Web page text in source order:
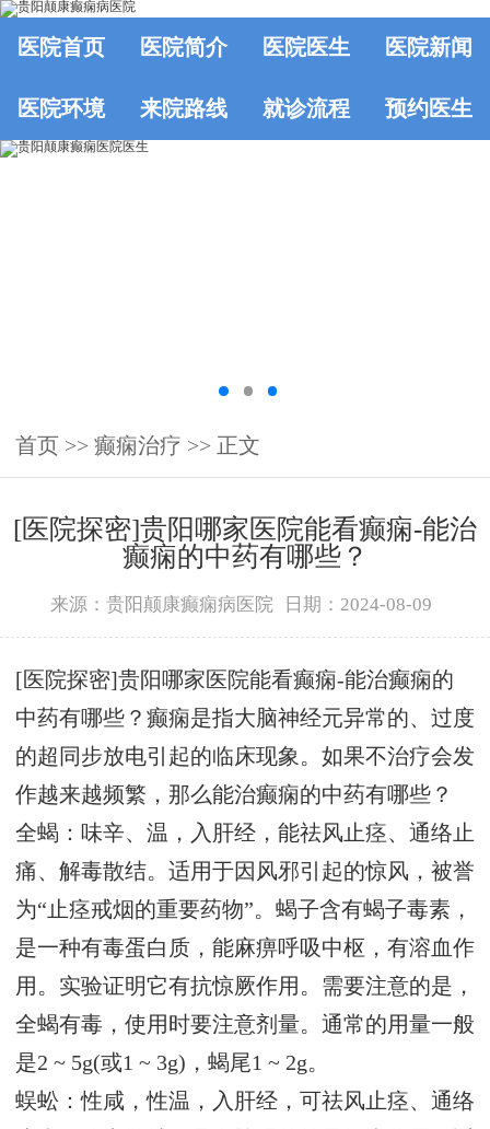
医院首页 医院简介 医院医生 医院新闻
医院环境 来院路线 就诊流程 预约医生
首页 >> 癫痫治疗 >> 正文
[医院探密]贵阳哪家医院能看癫痫-能治
癫痫的中药有哪些？
来源：贵阳颠康癫痫病医院 日期：2024-08-09
[医院探密]贵阳哪家医院能看癫痫-能治癫痫的
中药有哪些？癫痫是指大脑神经元异常的、过度
的超同步放电引起的临床现象。如果不治疗会发
作越来越频繁，那么能治癫痫的中药有哪些？
全蝎：味辛、温，入肝经，能祛风止痉、通络止
痛、解毒散结。适用于因风邪引起的惊风，被誉
为“止痉戒烟的重要药物”。蝎子含有蝎子毒素，
是一种有毒蛋白质，能麻痹呼吸中枢，有溶血作
用。实验证明它有抗惊厥作用。需要注意的是，
全蝎有毒，使用时要注意剂量。通常的用量一般
是2 ~ 5g(或1 ~ 3g)，蝎尾1 ~ 2g。
蜈蚣：性咸，性温，入肝经，可祛风止痉、通络